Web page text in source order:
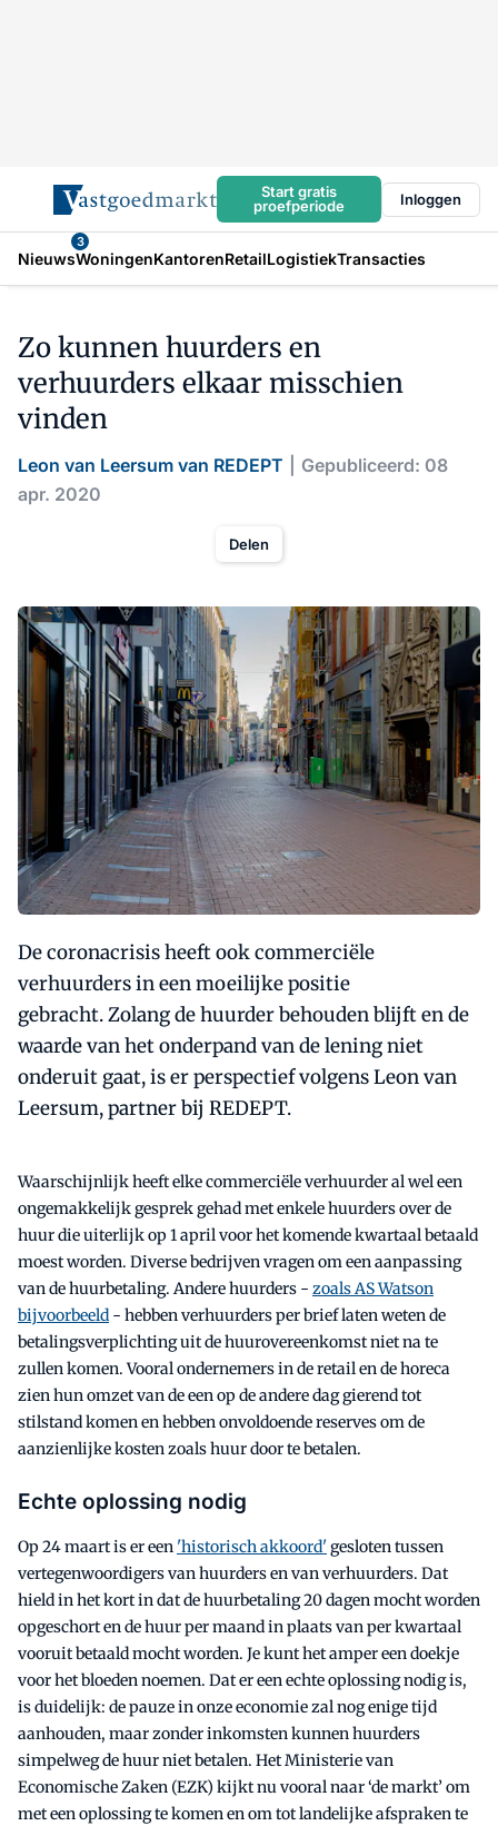
Start gratis
proefperiode
Inloggen
Nieuws
3
WoningenKantorenRetailLogistiekTransacties
Zo kunnen huurders en
verhuurders elkaar misschien
vinden
Leon van Leersum van REDEPT
Gepubliceerd: 08
apr. 2020
Delen
De coronacrisis heeft ook commerciële
verhuurders in een moeilijke positie
gebracht. Zolang de huurder behouden blijft en de
waarde van het onderpand van de lening niet
onderuit gaat, is er perspectief volgens Leon van
Leersum, partner bij REDEPT.
Waarschijnlijk heeft elke commerciële verhuurder al wel een
ongemakkelijk gesprek gehad met enkele huurders over de
huur die uiterlijk op 1 april voor het komende kwartaal betaald
moest worden. Diverse bedrijven vragen om een aanpassing
van de huurbetaling. Andere huurders - zoals AS Watson
bijvoorbeeld - hebben verhuurders per brief laten weten de
betalingsverplichting uit de huurovereenkomst niet na te
zullen komen. Vooral ondernemers in de retail en de horeca
zien hun omzet van de een op de andere dag gierend tot
stilstand komen en hebben onvoldoende reserves om de
aanzienlijke kosten zoals huur door te betalen.
Echte oplossing nodig
Op 24 maart is er een 'historisch akkoord' gesloten tussen
vertegenwoordigers van huurders en van verhuurders. Dat
hield in het kort in dat de huurbetaling 20 dagen mocht worden
opgeschort en de huur per maand in plaats van per kwartaal
vooruit betaald mocht worden. Je kunt het amper een doekje
voor het bloeden noemen. Dat er een echte oplossing nodig is,
is duidelijk: de pauze in onze economie zal nog enige tijd
aanhouden, maar zonder inkomsten kunnen huurders
simpelweg de huur niet betalen. Het Ministerie van
Economische Zaken (EZK) kijkt nu vooral naar ‘de markt’ om
met een oplossing te komen en om tot landelijke afspraken te